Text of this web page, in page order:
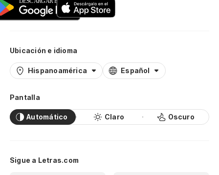
Ubicación e idioma
Hispanoamérica Español
Pantalla
Automático Claro Oscuro
Sigue a Letras.com